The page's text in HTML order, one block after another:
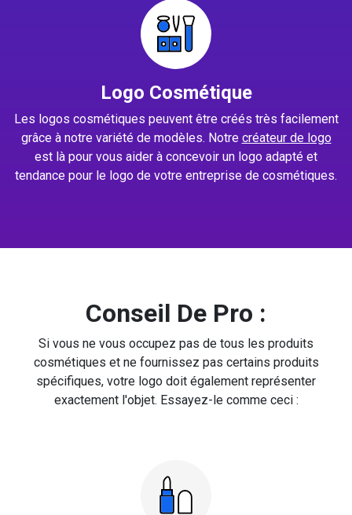
Logo Cosmétique
Les logos cosmétiques peuvent être créés très facilement
grâce à notre variété de modèles. Notre créateur de logo
est là pour vous aider à concevoir un logo adapté et
tendance pour le logo de votre entreprise de cosmétiques.
Conseil De Pro :
Si vous ne vous occupez pas de tous les produits
cosmétiques et ne fournissez pas certains produits
spécifiques, votre logo doit également représenter
exactement l'objet. Essayez-le comme ceci :